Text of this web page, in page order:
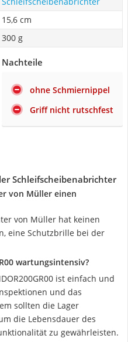
15,6 cm
300 g
Nachteile
ohne Schmiernippel
Griff nicht rutschfest
Schleifscheibenabrichter
von Müller einen
von Müller hat keinen
eine Schutzbrille bei der
wartungsintensiv?
ist einfach und
und das
sollten die Lager
die Lebensdauer des
zu gewährleisten.